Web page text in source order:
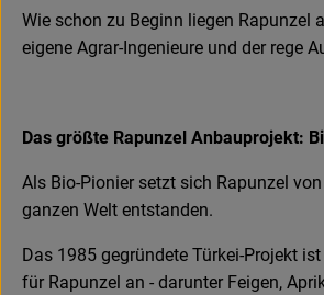
Wie schon zu Beginn liegen Rapunzel
eigene Agrar-Ingenieure und der rege
Das größte Rapunzel Anbauprojekt:
Als Bio-Pionier setzt sich Rapunzel
ganzen Welt entstanden.
Das 1985 gegründete Türkei-Projekt
für Rapunzel an - darunter Feigen,